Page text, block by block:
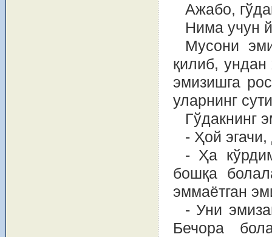
Ажабо,
Нима учун
Мусони
қилиб,
эмизишга
уларнинг
Гўдакнинг
- Ҳой
- Ҳа
бошқа
эммаётган
- Уни
Бечора